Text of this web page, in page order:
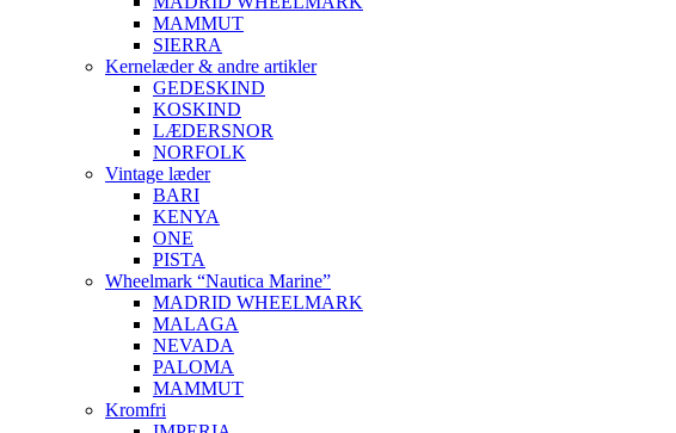
MAMMUT
SIERRA
Kernelæder & andre artikler
GEDESKIND
KOSKIND
LÆDERSNOR
NORFOLK
Vintage læder
BARI
KENYA
ONE
PISTA
Wheelmark “Nautica Marine”
MADRID WHEELMARK
MALAGA
NEVADA
PALOMA
MAMMUT
Kromfri